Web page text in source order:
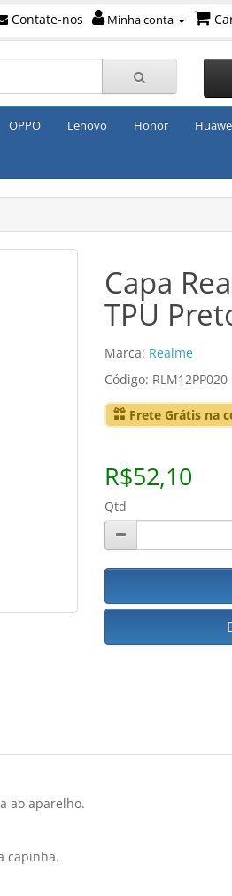
Contate-nos Minha conta
OPPO Lenovo Honor
Capa
TPU
Marca: Realme
Código: RLM12PP020
Frete Grátis na
R$52,10
Qtd
ao aparelho.
capinha.